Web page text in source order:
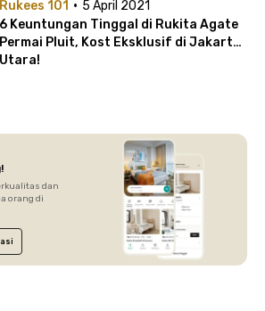
Rukees 101 · 5 April 2021
6 Keuntungan Tinggal di Rukita Agate
Permai Pluit, Kost Eksklusif di Jakarta
Utara!
dan
orang di